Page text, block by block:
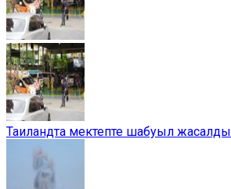
Таиландта мектепте шабуыл жасалды